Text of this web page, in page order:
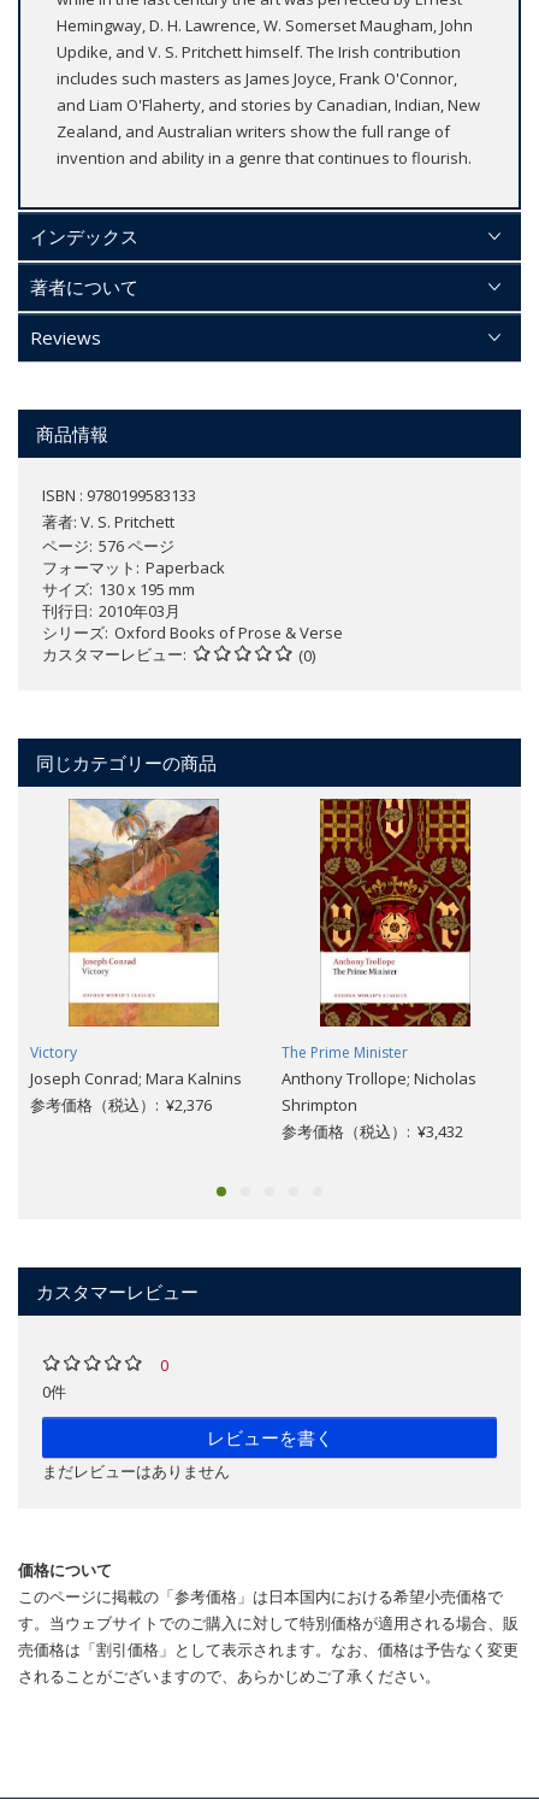
Hemingway, D. H. Lawrence, W. Somerset Maugham, John
Updike, and V. S. Pritchett himself. The Irish contribution
includes such masters as James Joyce, Frank O'Connor,
and Liam O'Flaherty, and stories by Canadian, Indian, New
Zealand, and Australian writers show the full range of
invention and ability in a genre that continues to flourish.
インデックス
著者について
Reviews
商品情報
ISBN : 9780199583133
著者: V. S. Pritchett
ページ 576 ページ
フォーマット
Paperback
サイズ 130 x 195 mm
刊行日 2010年03月
シリーズ Oxford Books of Prose & Verse
カスタマーレビュー
(0)
同じカテゴリーの商品
Victory
Joseph Conrad; Mara Kalnins
参考価格（税込）: ¥2,376
The Prime Minister
Anthony Trollope; Nicholas
Shrimpton
参考価格（税込）: ¥3,432
カスタマーレビュー
0
0件
レビューを書く
まだレビューはありません
価格について
このページに掲載の「参考価格」は日本国内における希望小売価格で
す。当ウェブサイトでのご購入に対して特別価格が適用される場合、販
売価格は「割引価格」として表示されます。なお、価格は予告なく変更
されることがございますので、あらかじめご了承ください。